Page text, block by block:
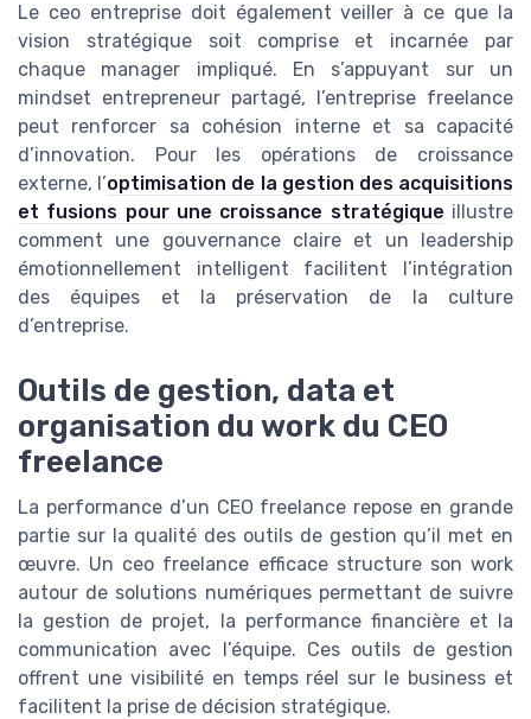
Le ceo entreprise doit également veiller à ce que la
vision stratégique soit comprise et incarnée par
chaque manager impliqué. En s’appuyant sur un
mindset entrepreneur partagé, l’entreprise freelance
peut renforcer sa cohésion interne et sa capacité
d’innovation. Pour les opérations de croissance
externe, l’optimisation de la gestion des acquisitions
et fusions pour une croissance stratégique illustre
comment une gouvernance claire et un leadership
émotionnellement intelligent facilitent l’intégration
des équipes et la préservation de la culture
d’entreprise.
Outils de gestion, data et
organisation du work du CEO
freelance
La performance d’un CEO freelance repose en grande
partie sur la qualité des outils de gestion qu’il met en
œuvre. Un ceo freelance efficace structure son work
autour de solutions numériques permettant de suivre
la gestion de projet, la performance financière et la
communication avec l’équipe. Ces outils de gestion
offrent une visibilité en temps réel sur le business et
facilitent la prise de décision stratégique.